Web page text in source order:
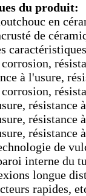
du produit:
en
de
à l'usure,
résistance
résistance
de
interne du
longue
rapides,